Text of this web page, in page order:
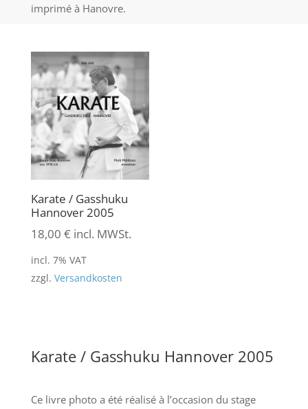
imprimé à Hanovre.
Karate / Gasshuku
Hannover 2005
18,00 € incl. MWSt.
incl. 7% VAT
zzgl. Versandkosten
Karate / Gasshuku Hannover 2005
Ce livre photo a été réalisé à l’occasion du stage